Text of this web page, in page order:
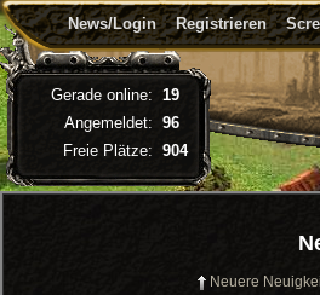
News/Login Registrieren
Neuere
Gerade online: 19
Angemeldet: 96
Freie Plätze: 904